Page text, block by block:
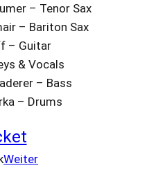
– Tenor Sax
– Bariton Sax
– Guitar
& Vocals
– Bass
– Drums
Weiter